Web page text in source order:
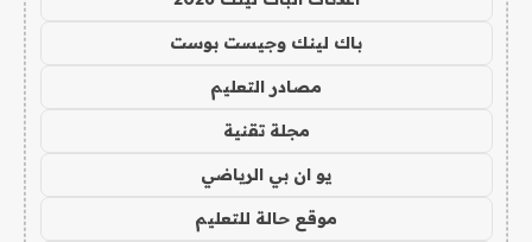
باك لينك وجيست بوست
مصادر التعليم
مجلة تقنية
يو ان بي الرياضي
موقع حالة للتعليم